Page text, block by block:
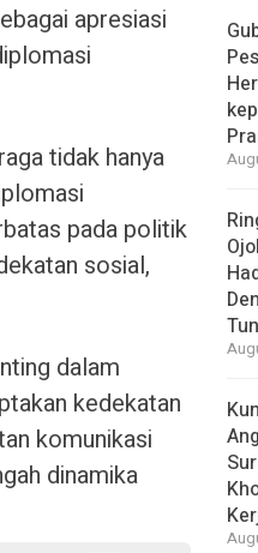
apresiasi
tidak hanya
pada politik
sosial,
dalam
kedekatan
komunikasi
dinamika